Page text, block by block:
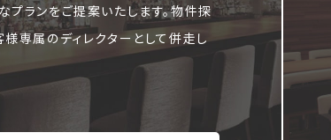
プランをご提案いたします。物件探
様専属のディレクターとして併走し